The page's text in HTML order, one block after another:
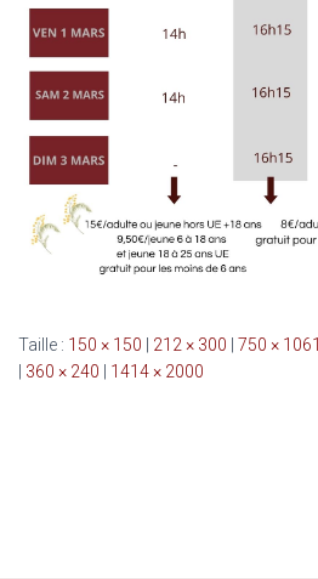
Taille : 150 × 150 212 × 300 750 × 1061
360 × 240 1414 × 2000